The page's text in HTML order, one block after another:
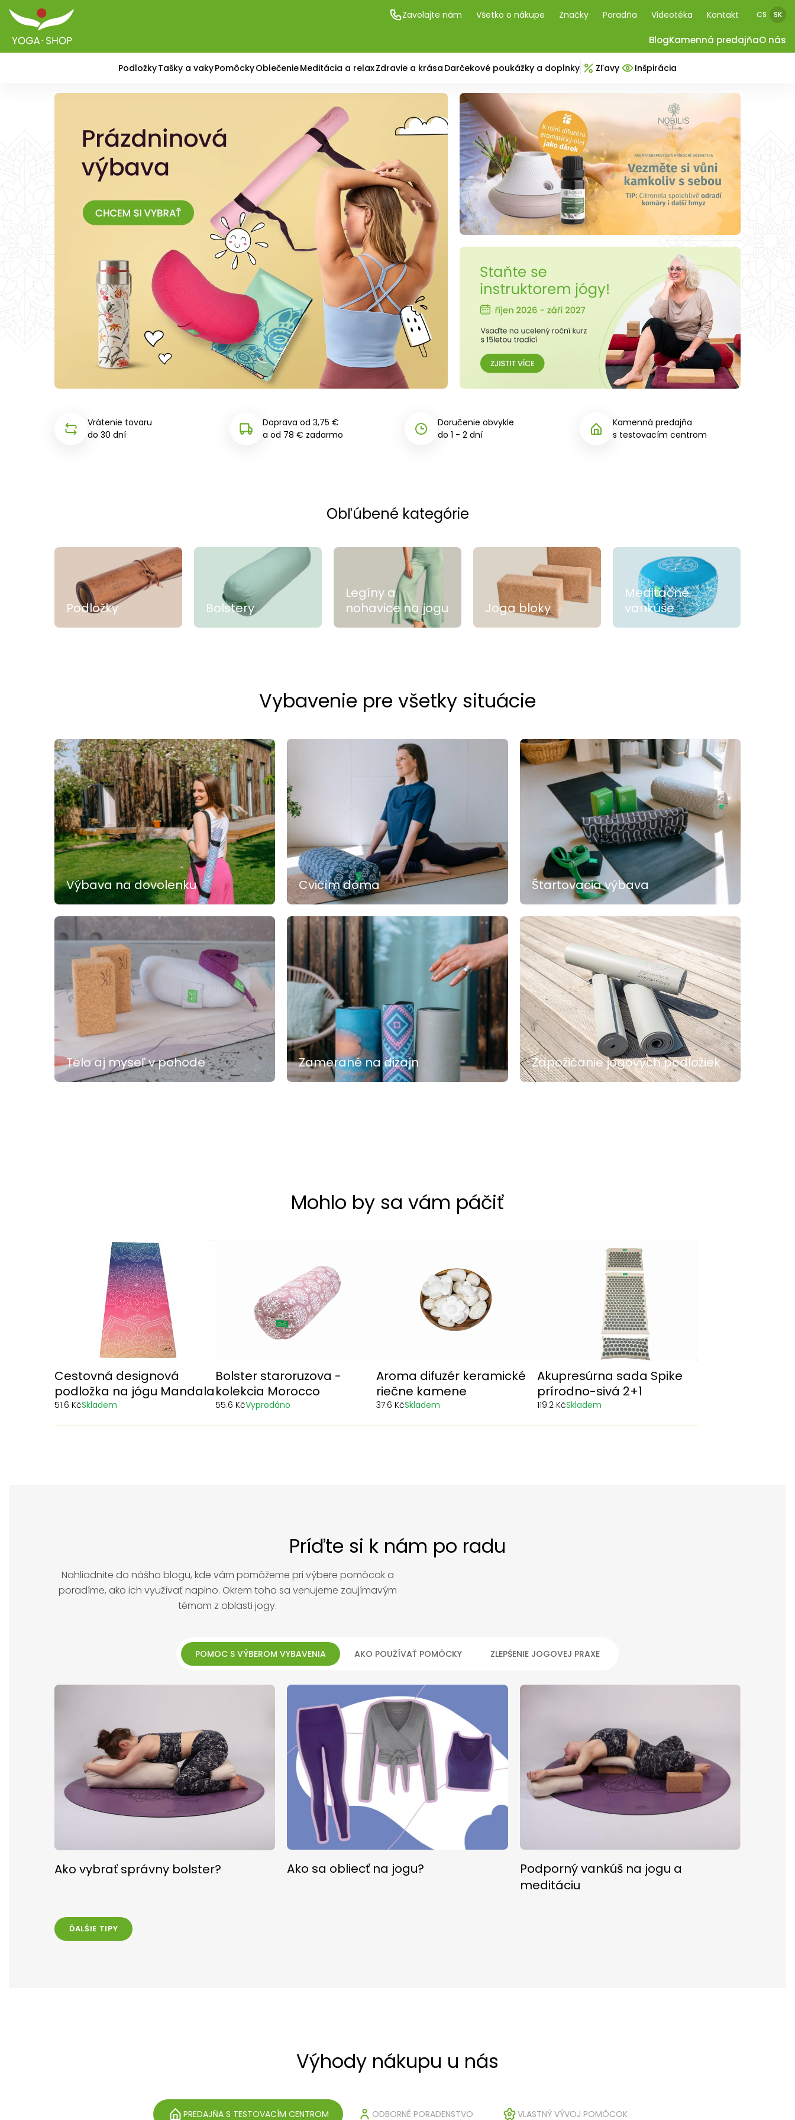
Zavolajte nám Všetko o nákupe Značky Poradňa Videotéka Kontakt CS SK
BlogKamenná predajňaO nás
PodložkyTašky a vakyPomôckyOblečenieMeditácia a relaxZdravie a krása Darčekové poukážky a doplnky Zľavy Inšpirácia
Vybavenie na jógu – podložky, pomôcky a oblečenie
Vrátenie tovaru
do 30 dní
Doprava od 3,75 €
a od 78 € zadarmo
Doručenie obvykle
do 1 - 2 dní
Kamenná predajňa
s testovacím centrom
Obľúbené kategórie
Podložky Bolstery
Legíny a
nohavice na jogu
Joga bloky
Meditačné
vankúše
Vybavenie pre všetky situácie
Výbava na dovolenku Cvičím doma Štartovacia výbava
Telo aj myseľ v pohode Zamerané na dizajn Zapožičanie jogových podložiek
Mohlo by sa vám páčiť
Cestovná designová
podložka na jógu Mandala
51.6 KčSkladem
Bolster staroruzova -
kolekcia Morocco
55.6 KčVyprodáno
Aroma difuzér keramické
riečne kamene
37.6 KčSkladem
Akupresúrna sada Spike
prírodno-sivá 2+1
119.2 KčSkladem
Príďte si k nám po radu
Nahliadnite do nášho blogu, kde vám pomôžeme pri výbere pomôcok a
poradíme, ako ich využívať naplno. Okrem toho sa venujeme zaujímavým
témam z oblasti jogy.
POMOC S VÝBEROM VYBAVENIA AKO POUŽÍVAŤ POMÔCKY ZLEPŠENIE JOGOVEJ PRAXE
Ako vybrať správny bolster? Ako sa obliecť na jogu?
Podporný vankúš na jogu a
meditáciu
ĎALŠIE TIPY
Výhody nákupu u nás
PREDAJŇA S TESTOVACÍM CENTROM ODBORNÉ PORADENSTVO VLASTNÝ VÝVOJ POMÔCOK